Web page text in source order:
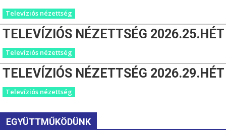
Televíziós nézettség
TELEVÍZIÓS NÉZETTSÉG 2026.25.HÉT
Televíziós nézettség
TELEVÍZIÓS NÉZETTSÉG 2026.29.HÉT
Televíziós nézettség
EGYÜTTMŰKÖDÜNK